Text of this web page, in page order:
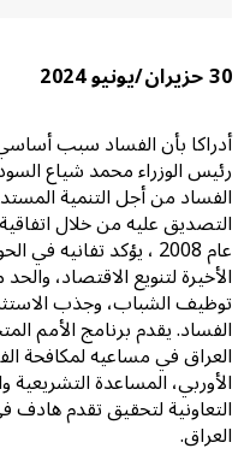
30 حزيران/يونيو 2024
أدراكا بأن الفساد سبب
رئيس الوزراء محمد شياع
الفساد من أجل التنمية
التصديق عليه من خلال
عام 2008 ، يؤكد
الأخيرة لتنويع الاقتصاد،
توظيف الشباب، وجذب
الفساد. يقدم برنامج الأمم
العراق في مساعيه لمكافحة
الأوربي، المساعدة التشريعية
التعاونية لتحقيق تقدم
العراق.